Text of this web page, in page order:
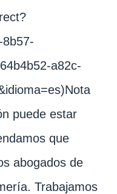
a82c-
puede estar
que
abogados de
Trabajamos